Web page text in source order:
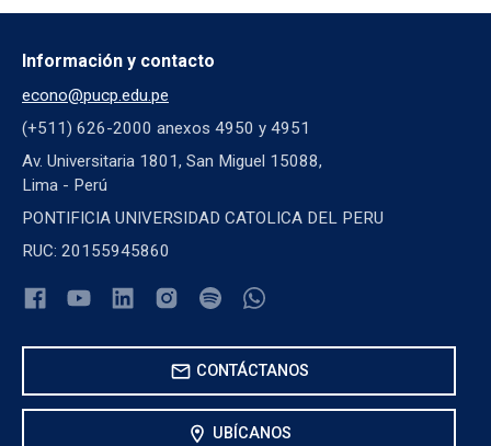
Información y contacto
econo@pucp.edu.pe
(+511) 626-2000 anexos 4950 y 4951
Av. Universitaria 1801, San Miguel 15088,
Lima - Perú
PONTIFICIA UNIVERSIDAD CATOLICA DEL PERU
RUC: 20155945860
mail CONTÁCTANOS
location_on UBÍCANOS